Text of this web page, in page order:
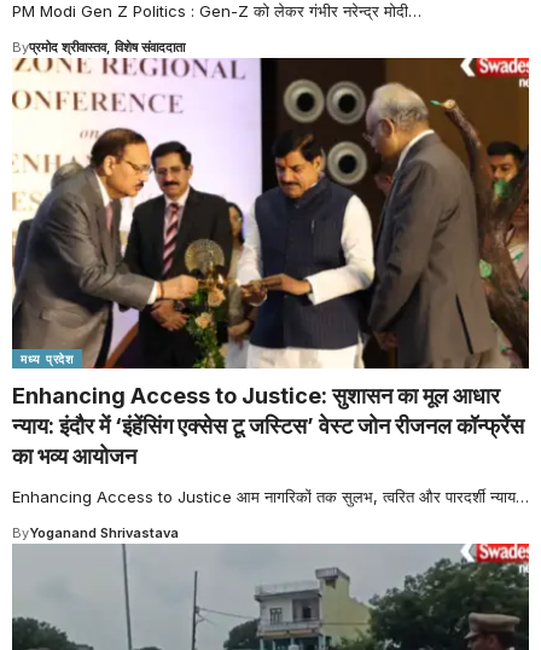
PM Modi Gen Z Politics : Gen-Z को लेकर गंभीर नरेन्द्र मोदी…
Byप्रमोद श्रीवास्तव, विशेष संवाददाता
मध्य प्रदेश
Enhancing Access to Justice: सुशासन का मूल आधार
न्याय: इंदौर में ‘इंहेंसिंग एक्सेस टू जस्टिस’ वेस्ट जोन रीजनल कॉन्फ्रेंस
का भव्य आयोजन
Enhancing Access to Justice आम नागरिकों तक सुलभ, त्वरित और पारदर्शी न्याय…
ByYoganand Shrivastava